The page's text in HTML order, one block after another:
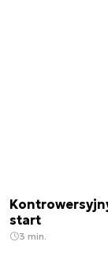
start
3 min.